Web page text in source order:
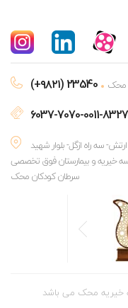
(+۹۸۲۱) 23540 محک
6037-7070-0011-8327
سه راه ازگل- بلوار شهید
خیریه و بیمارستان فوق تخصصی
سرطان کودکان محک
خیریه محک می باشد